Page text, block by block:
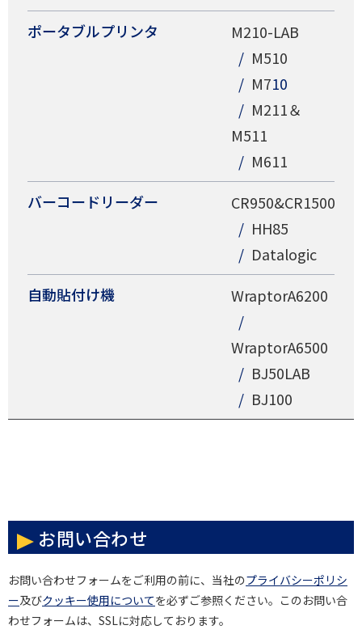
ポータブルプリンタ
M210-LAB
M510
M710
M211＆
M511
M611
バーコードリーダー
CR950&CR1500
HH85
Datalogic
自動貼付け機
WraptorA6200
WraptorA6500
BJ50LAB
BJ100
お問い合わせ
お問い合わせフォームをご利用の前に、当社のプライバシーポリシ
ー及びクッキー使用についてを必ずご参照ください。このお問い合
わせフォームは、SSLに対応しております。